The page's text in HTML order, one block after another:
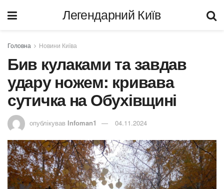
Легендарний Київ
Головна Новини Київа
Бив кулаками та завдав
удару ножем: кривава
сутичка на Обухівщині
опублікував Infoman1 04.11.2024